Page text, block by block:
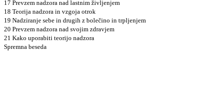
17 Prevzem nadzora nad lastnim življenjem
18 Teorija nadzora in vzgoja otrok
19 Nadziranje sebe in drugih z bolečino in trpljenjem
20 Prevzem nadzora nad svojim zdravjem
21 Kako uporabiti teorijo nadzora
Spremna beseda